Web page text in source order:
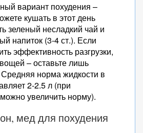
вариант похудения –
кушать в этот день
зеленый несладкий чай и
напиток (3-4 ст.). Если
эффективность разгрузки,
– оставьте лишь
норма жидкости в
2-2.5 л (при
увеличить норму).
мед для похудения